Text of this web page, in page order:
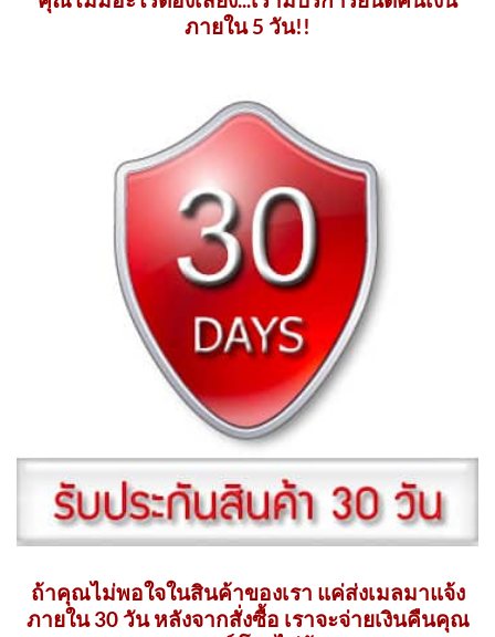
ภายใน 5 วัน!!
ถ้าคุณไม่พอใจในสินค้าของเรา แค่ส่งเมลมาแจ้ง
ภายใน 30 วัน หลังจากสั่งซื้อ เราจะจ่ายเงินคืนคุณ